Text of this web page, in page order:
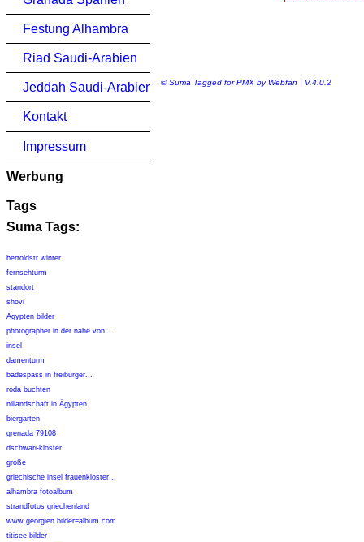
Festung Alhambra
Riad Saudi-Arabien
Jeddah Saudi-Arabien
Kontakt
Impressum
Werbung
Tags
Suma Tags:
bertoldstr winter
fernsehturm
standort
shovi
Ägypten bilder
photographer in der nahe von...
insel
damenturm
badespass in freiburger...
roda buchten
nillandschaft in Ägypten
biergarten
grenada 79108
dschwari-kloster
große
griechische insel frauenkloster...
alhambra fotoalbum
strandfotos griechenland
www.georgien.bilder=album.com
titisee bilder
© Suma Tagged for PMX by Webfan | V.4.0.2